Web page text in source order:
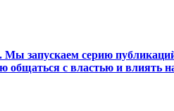
. Мы запускаем серию
общаться с властью и влиять